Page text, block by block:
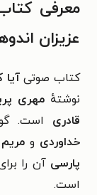
معرفی
عزیزان
کتاب صوتی
نوشتهٔمهری
قادری است.
خداوردی و
پارسی آن را
است.